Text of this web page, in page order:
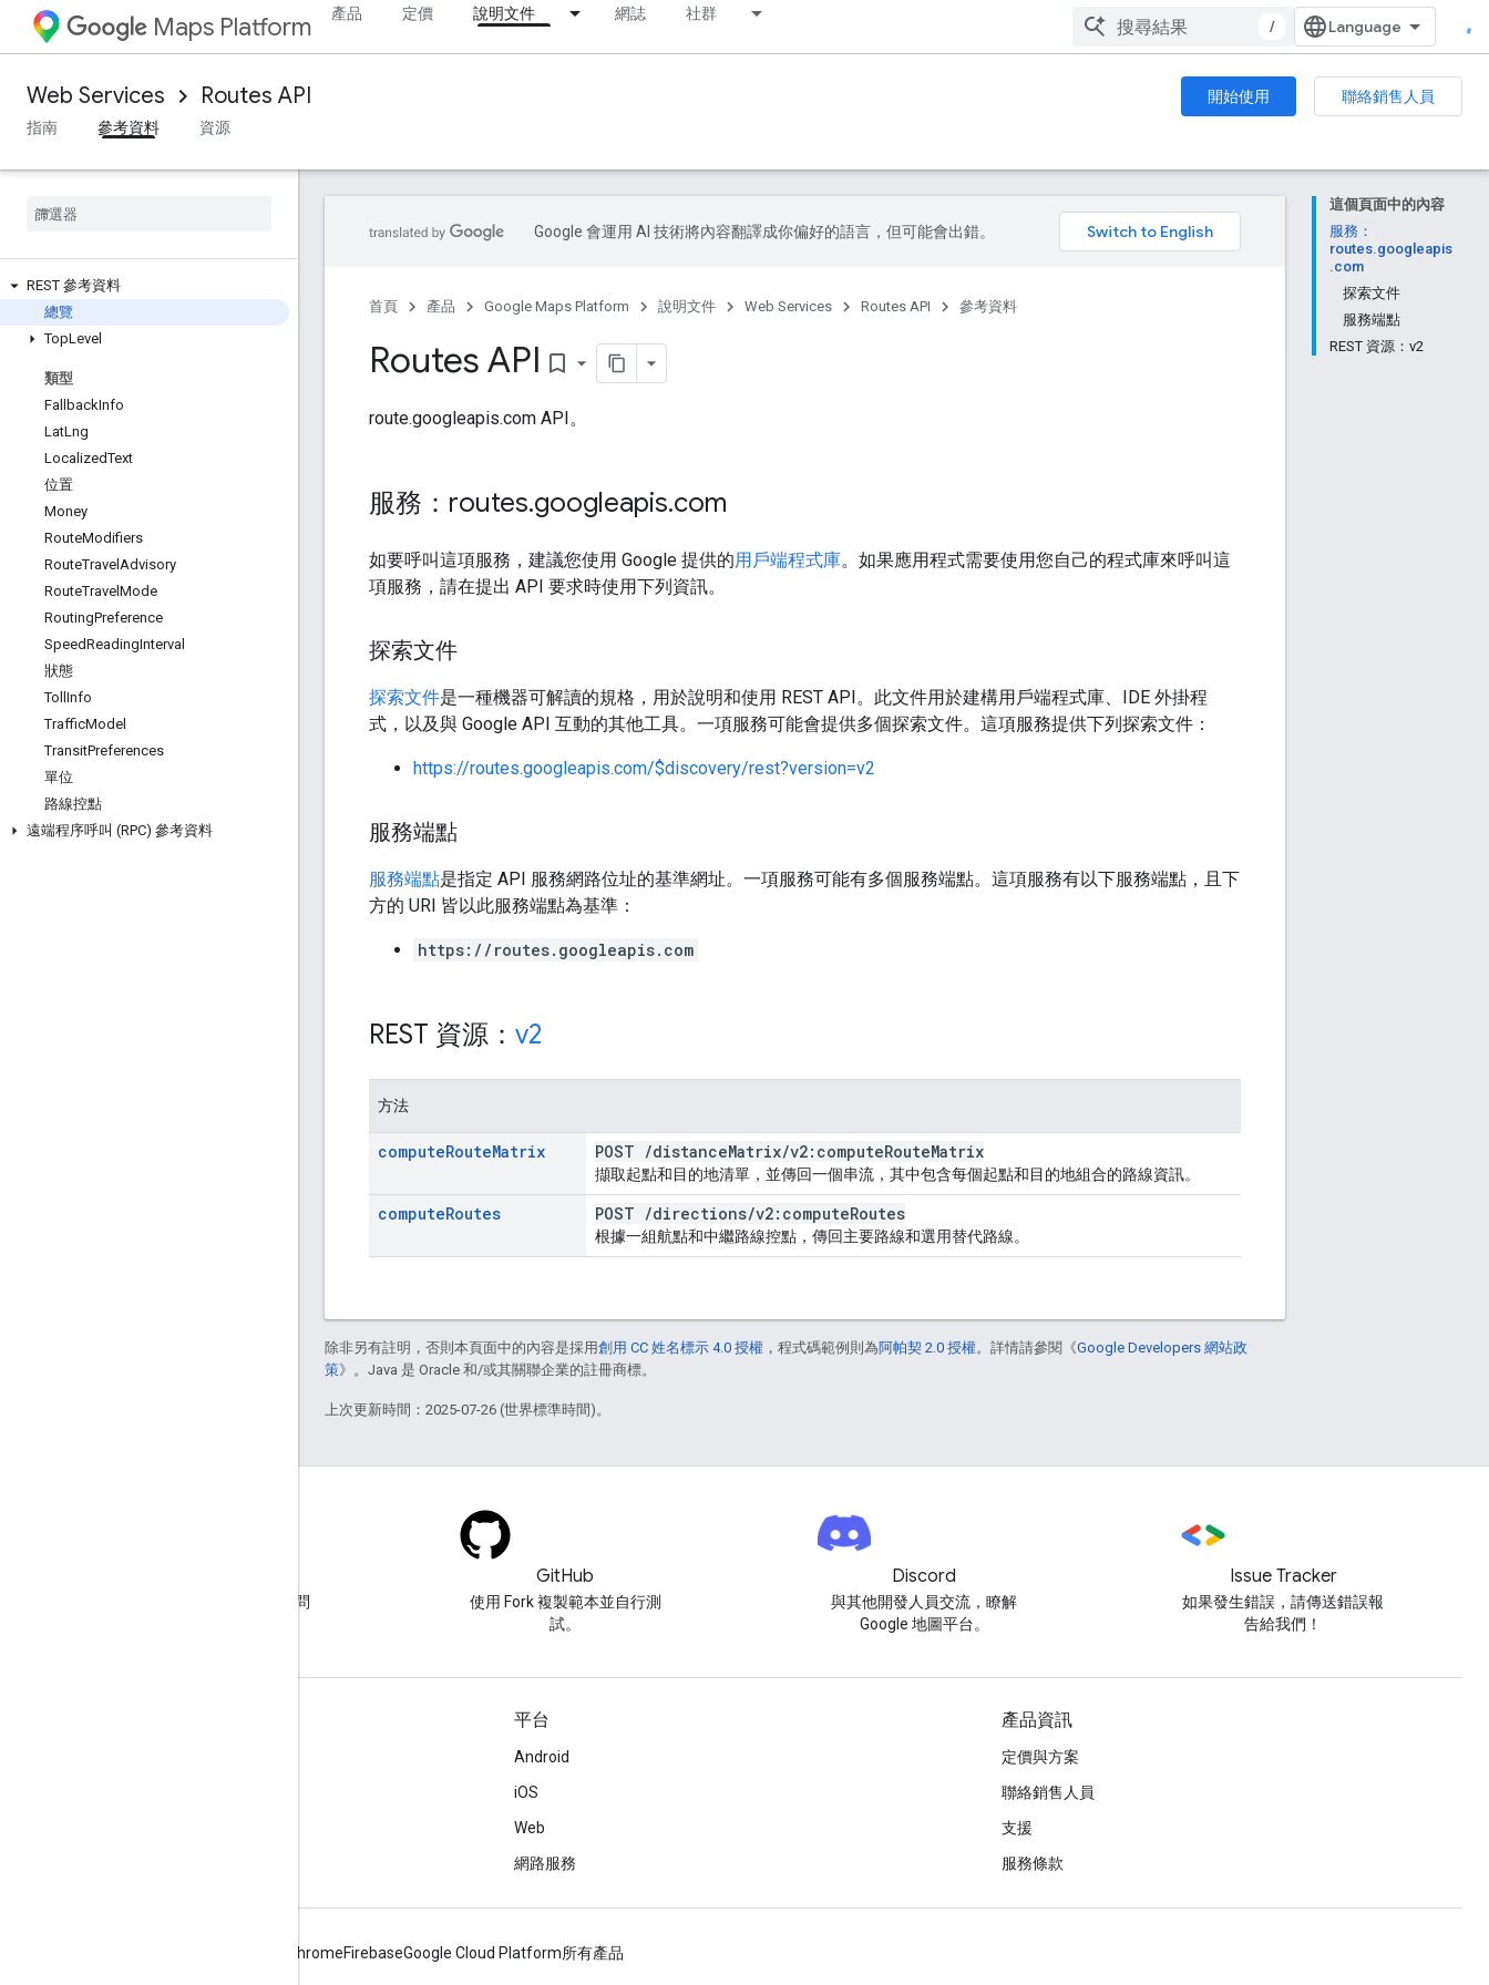
Maps Platform 產品 定價 說明文件 網誌 社群
/
Web Services Routes API 開始使用
聯絡銷售人員
指南
參考資料 資源
REST 參考資料
總覽
TopLevel
類型
FallbackInfo
LatLng
LocalizedText
位置
Money
RouteModifiers
RouteTravel Advisory
RouteTravel Mode
RoutingPreference
SpeedReadingInterval
狀態
Toll Info
TrafficModel
TransitPreferences
單位
路線控點
遠端程序呼叫 (RPC) 參考資料
這個頁面中的內容
服務：
routes.googleapis
.com
探索文件
服務端點
REST 資源：v2
Google 會運用 AI 技術將內容翻譯成你偏好的語言，但可能會出錯。
首頁 產品 Google Maps Platform 說明文件 Web Services Routes API 參考資料
Routes API bookmark_border
route.googleapis.com API。
服務：routes.googleapis.com
如要呼叫這項服務，建議您使用 Google 提供的用戶端程式庫。如果應用程式需要使用您自己的程式庫來呼叫這
項服務，請在提出 API 要求時使用下列資訊。
探索文件
探索文件是一種機器可解讀的規格，用於說明和使用 REST API。此文件用於建構用戶端程式庫、IDE 外掛程
式，以及與 Google API 互動的其他工具。一項服務可能會提供多個探索文件。這項服務提供下列探索文件：
https://routes.googleapis.com/$discovery/rest?version=v2
服務端點
服務端點是指定 API 服務網路位址的基準網址。一項服務可能有多個服務端點。這項服務有以下服務端點，且下
方的 URI 皆以此服務端點為基準：
https://routes.googleapis.com
REST 資源： v2
方法
computeRouteMatrix POST /distanceMatrix/v2:computeRouteMatrix
擷取起點和目的地清單，並傳回一個串流，其中包含每個起點和目的地組合的路線資訊。
computeRoutes POST /directions/v2:computeRoutes
根據一組航點和中繼路線控點，傳回主要路線和選用替代路線。
除非另有註明，否則本頁面中的內容是採用創用 CC 姓名標示 4.0 授權 ，程式碼範例則為阿帕契 2.0 授權。詳情請參閱《Google Developers 網站政
策》。Java 是 Oracle 和/或其關聯企業的註冊商標。
上次更新時間：2025-07-26 (世界標準時間)。
使用 google-maps 標記提出問
GitHub
使用 Fork 複製範本並自行測
試。
Discord
與其他開發人員交流，瞭解
Google 地圖平台。
Issue Tracker
如果發生錯誤，請傳送錯誤報
告給我們！
平台
Android
iOS
Web
網路服務
產品資訊
定價與方案
聯絡銷售人員
支援
服務條款
ChromeFirebaseGoogle Cloud Platform所有產品